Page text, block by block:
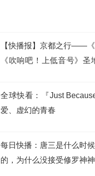
【快播报】京都之行——
《吹响吧！上低音号》圣
全球快看：『Just
爱、虚幻的青春
每日快播：唐三是什么时
的，为什么没接受修罗神